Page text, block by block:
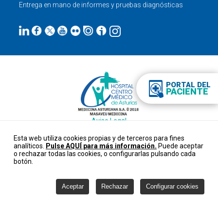
PORTAL DEL
PACIENTE
Entrega en mano de informes y pruebas diagnósticas
Aviso Legal
Cookies
Configurar cookies
Créditos
Esta web utiliza cookies propias y de terceros para fines
analíticos.
Pulse AQUÍ para más información. Puede aceptar
o rechazar todas las cookies, o configurarlas pulsando cada
botón.
Aceptar Rechazar Configurar cookies